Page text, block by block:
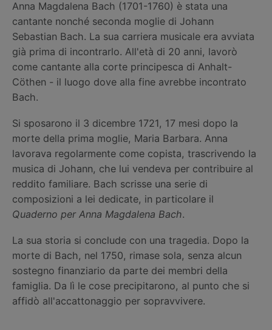
Anna Magdalena Bach (1701-1760) è stata una
cantante nonché seconda moglie di Johann
Sebastian Bach. La sua carriera musicale era avviata
già prima di incontrarlo. All'età di 20 anni, lavorò
come cantante alla corte principesca di Anhalt-
Cöthen - il luogo dove alla fine avrebbe incontrato
Bach.
Si sposarono il 3 dicembre 1721, 17 mesi dopo la
morte della prima moglie, Maria Barbara. Anna
lavorava regolarmente come copista, trascrivendo la
musica di Johann, che lui vendeva per contribuire al
reddito familiare. Bach scrisse una serie di
composizioni a lei dedicate, in particolare il
Quaderno per Anna Magdalena Bach.
La sua storia si conclude con una tragedia. Dopo la
morte di Bach, nel 1750, rimase sola, senza alcun
sostegno finanziario da parte dei membri della
famiglia. Da lì le cose precipitarono, al punto che si
affidò all'accattonaggio per sopravvivere.